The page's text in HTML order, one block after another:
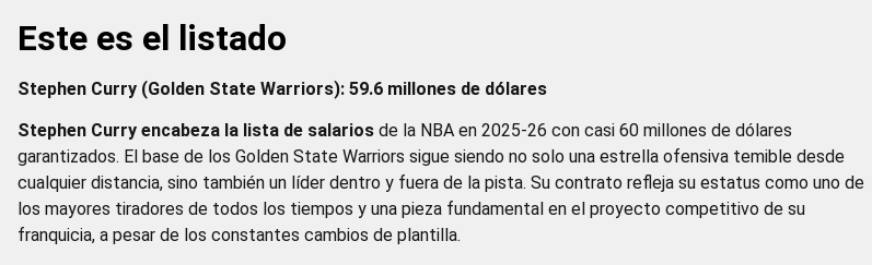
Este es el listado
Stephen Curry (Golden State Warriors): 59.6 millones de dólares
Stephen Curry encabeza la lista de salariosde la NBA en 2025-26 con casi 60 millones de dólares
garantizados. El base de los Golden State Warriors sigue siendo no solo una estrella ofensiva temible desde
cualquier distancia, sino también un líder dentro y fuera de la pista. Su contrato refleja su estatus como uno de
los mayores tiradores de todos los tiempos y una pieza fundamental en el proyecto competitivo de su
franquicia, a pesar de los constantes cambios de plantilla.